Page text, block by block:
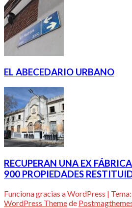
EL ABECEDARIO URBANO
RECUPERAN UNA EX
900 PROPIEDADES
Funciona gracias a WordPress | Tema:
WordPress Themede